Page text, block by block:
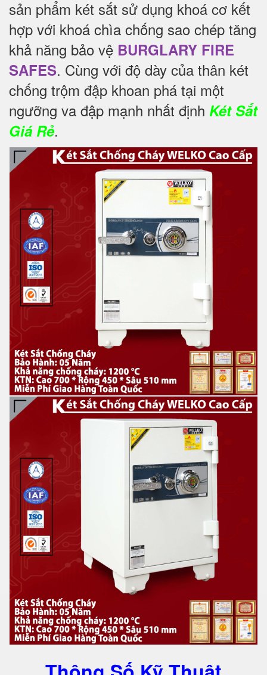
sản phẩm két sắt sử dụng khoá cơ kết
hợp với khoá chìa chống sao chép tăng
khả năng bảo vệ BURGLARY FIRE
SAFES. Cùng với độ dày của thân két
chống trộm đập khoan phá tại một
ngưỡng va đập mạnh nhất định Két Sắt
Giá Rẻ.